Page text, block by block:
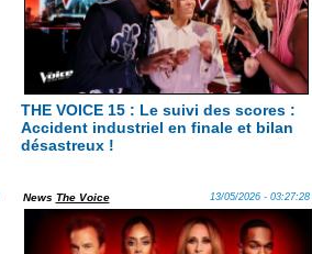
THE VOICE 15 : Le suivi des scores :
Accident industriel en finale et bilan
désastreux !
News The Voice 13/05/2026 - 03:27:28